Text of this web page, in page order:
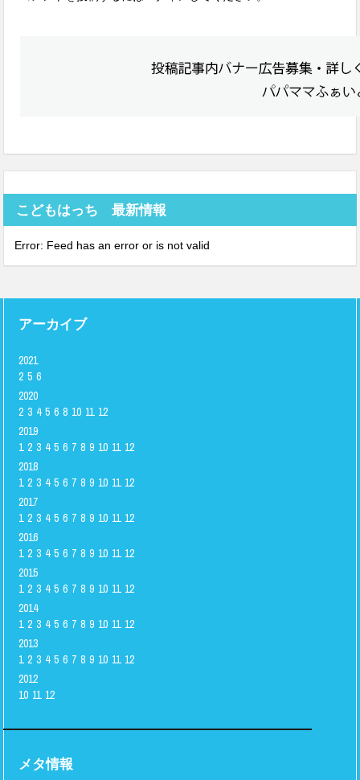
こどもはっち 最新情報
Error: Feed has an error or is not valid
アーカイブ
2021
2 5 6
2020
2 3 4 5 6 8 10 11 12
2019
1 2 3 4 5 6 7 8 9 10 11 12
2018
1 2 3 4 5 6 7 8 9 10 11 12
2017
1 2 3 4 5 6 7 8 9 10 11 12
2016
1 2 3 4 5 6 7 8 9 10 11 12
2015
1 2 3 4 5 6 7 8 9 10 11 12
2014
1 2 3 4 5 6 7 8 9 10 11 12
2013
1 2 3 4 5 6 7 8 9 10 11 12
2012
10 11 12
メタ情報